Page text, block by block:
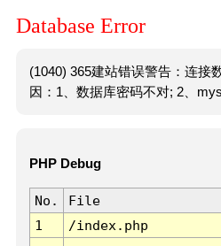
Database Error
(1040) 365建站错误警告：连接
因：1、数据库密码不对; 2、
PHP Debug
No. File
1
/index.php